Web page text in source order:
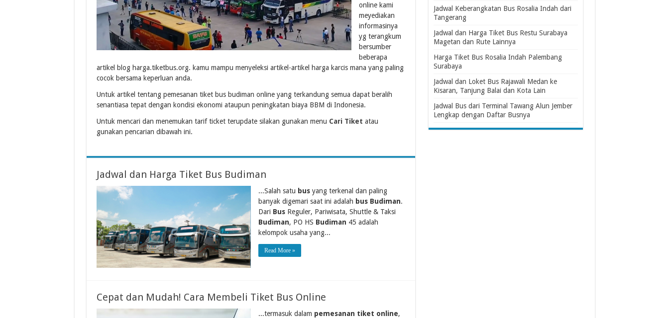
online kami
meyediakan
informasinya
yg terangkum
bersumber
beberapa
artikel blog harga.tiketbus.org. kamu mampu menyeleksi artikel-artikel harga karcis mana yang paling
cocok bersama keperluan anda.
Untuk artikel tentang pemesanan tiket bus budiman online yang terkandung semua dapat beralih
senantiasa tepat dengan kondisi ekonomi ataupun peningkatan biaya BBM di Indonesia.
Untuk mencari dan menemukan tarif ticket terupdate silakan gunakan menu Cari Tiket atau
gunakan pencarian dibawah ini.
Jadwal dan Harga Tiket Bus Budiman
...Salah satu busyang terkenal dan paling
banyak digemari saat ini adalah bus Budiman.
Dari BusReguler, Pariwisata, Shuttle & Taksi
Budiman, PO HS Budiman 45 adalah
kelompok usaha yang...
Read More »
Cepat dan Mudah! Cara Membeli Tiket Bus Online
...termasuk dalam pemesanan tiket online,
Jadwal Keberangkatan Bus Rosalia Indah dari
Tangerang
Jadwal dan Harga Tiket Bus Restu Surabaya
Magetan dan Rute Lainnya
Harga Tiket Bus Rosalia Indah Palembang
Surabaya
Jadwal dan Loket Bus Rajawali Medan ke
Kisaran, Tanjung Balai dan Kota Lain
Jadwal Bus dari Terminal Tawang Alun Jember
Lengkap dengan Daftar Busnya